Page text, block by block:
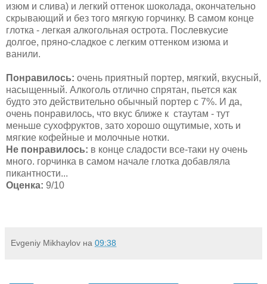
изюм и слива) и легкий оттенок шоколада, окончательно
скрывающий и без того мягкую горчинку. В самом конце
глотка - легкая алкогольная острота. Послевкусие
долгое, пряно-сладкое с легким оттенком изюма и
ванили.
Понравилось: очень приятный портер, мягкий, вкусный,
насыщенный. Алкоголь отлично спрятан, пьется как
будто это действительно обычный портер с 7%. И да,
очень понравилось, что вкус ближе к стаутам - тут
меньше сухофруктов, зато хорошо ощутимые, хоть и
мягкие кофейные и молочные нотки.
Не понравилось: в конце сладости все-таки ну очень
много. горчинка в самом начале глотка добавляла
пикантности...
Оценка: 9/10
Evgeniy Mikhaylov на 09:38